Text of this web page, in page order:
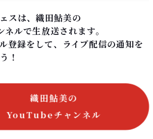
スは、織田鮎美の
ルで生放送されます。
登録をして、ライブ配信の通知を
！
織田鮎美の
YouTubeチャンネル